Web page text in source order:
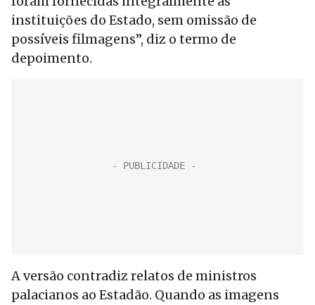
instituições do Estado, sem omissão de
possíveis filmagens”, diz o termo de
depoimento.
A versão contradiz relatos de ministros
palacianos ao Estadão. Quando as imagens